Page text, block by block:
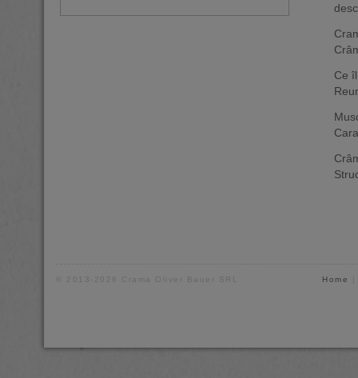
Ce
© 2013-2026 Crama Oliver Bauer SRL Home